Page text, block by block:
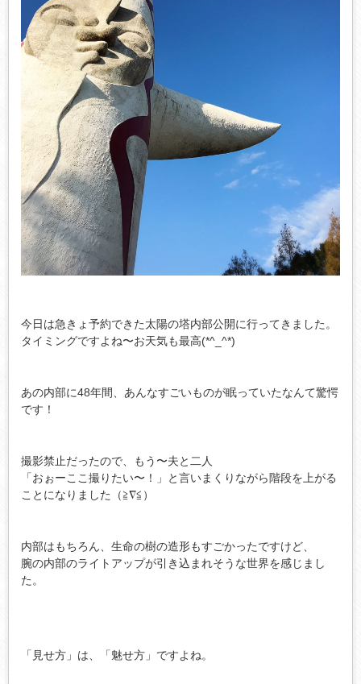
今日は急きょ予約できた太陽の塔内部公開に行ってきました。
タイミングですよね〜お天気も最高(*^_^*)
あの内部に48年間、あんなすごいものが眠っていたなんて驚愕
です！
撮影禁止だったので、もう〜夫と二人
「おぉーここ撮りたい〜！」と言いまくりながら階段を上がる
ことになりました（≧∇≦）
内部はもちろん、生命の樹の造形もすごかったですけど、
腕の内部のライトアップが引き込まれそうな世界を感じまし
た。
「見せ方」は、「魅せ方」ですよね。